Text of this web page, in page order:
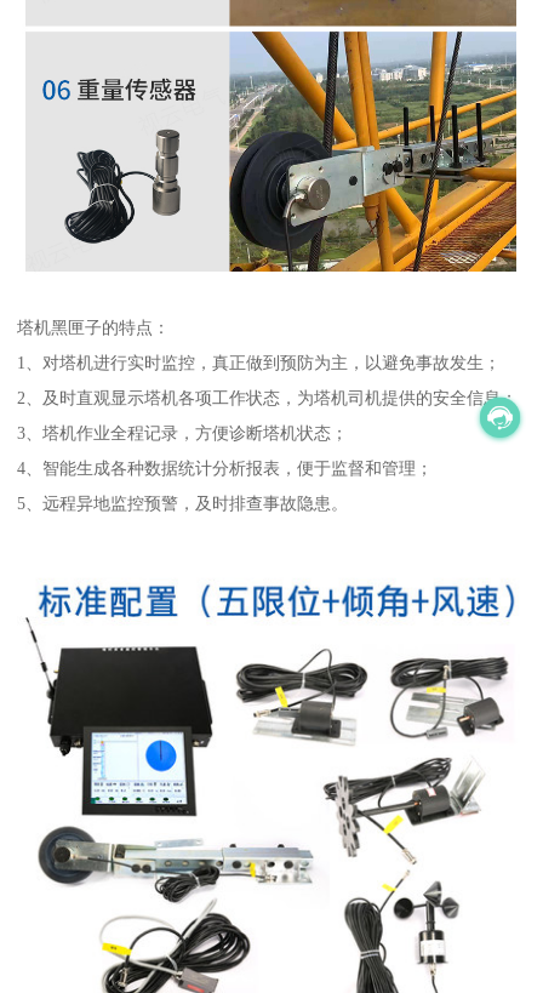
塔机黑匣子的特点：
1、对塔机进行实时监控，真正做到预防为主，以避免事故发生；
2、及时直观显示塔机各项工作状态，为塔机司机提供的安全信息；
3、塔机作业全程记录，方便诊断塔机状态；
4、智能生成各种数据统计分析报表，便于监督和管理；
5、远程异地监控预警，及时排查事故隐患。